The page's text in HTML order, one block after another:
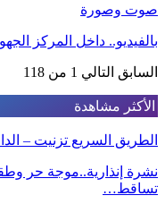
صوت وصورة
بالفيديو.. داخل المركز
السابق التالي 1 من 118
الأكثر مشاهدة
الطريق السريع تزنيت –
نشرة إنذارية..موجة حر
تساقط…